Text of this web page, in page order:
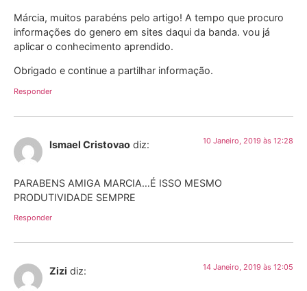
Márcia, muitos parabéns pelo artigo! A tempo que procuro
informações do genero em sites daqui da banda. vou já
aplicar o conhecimento aprendido.
Obrigado e continue a partilhar informação.
Responder
Ismael Cristovao diz: 10 Janeiro, 2019 às 12:28
PARABENS AMIGA MARCIA…É ISSO MESMO
PRODUTIVIDADE SEMPRE
Responder
Zizi diz: 14 Janeiro, 2019 às 12:05